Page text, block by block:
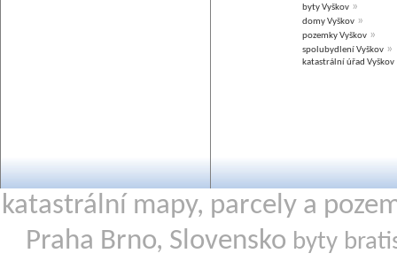
byty Vyškov »
domy Vyškov »
pozemky Vyškov »
spolubydlení Vyškov »
katastrální úřad Vyškov
katastrální mapy, parcely a
Praha Brno, Slovensko byty